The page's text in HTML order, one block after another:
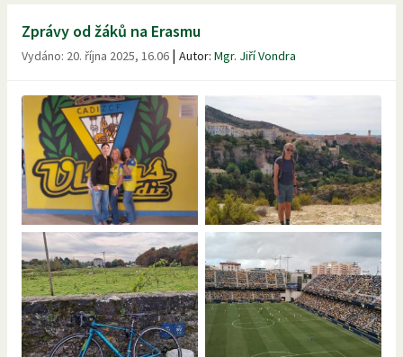
Zprávy od žáků na Erasmu
Vydáno: 20. října 2025, 16.06 | Autor: Mgr. Jiří Vondra